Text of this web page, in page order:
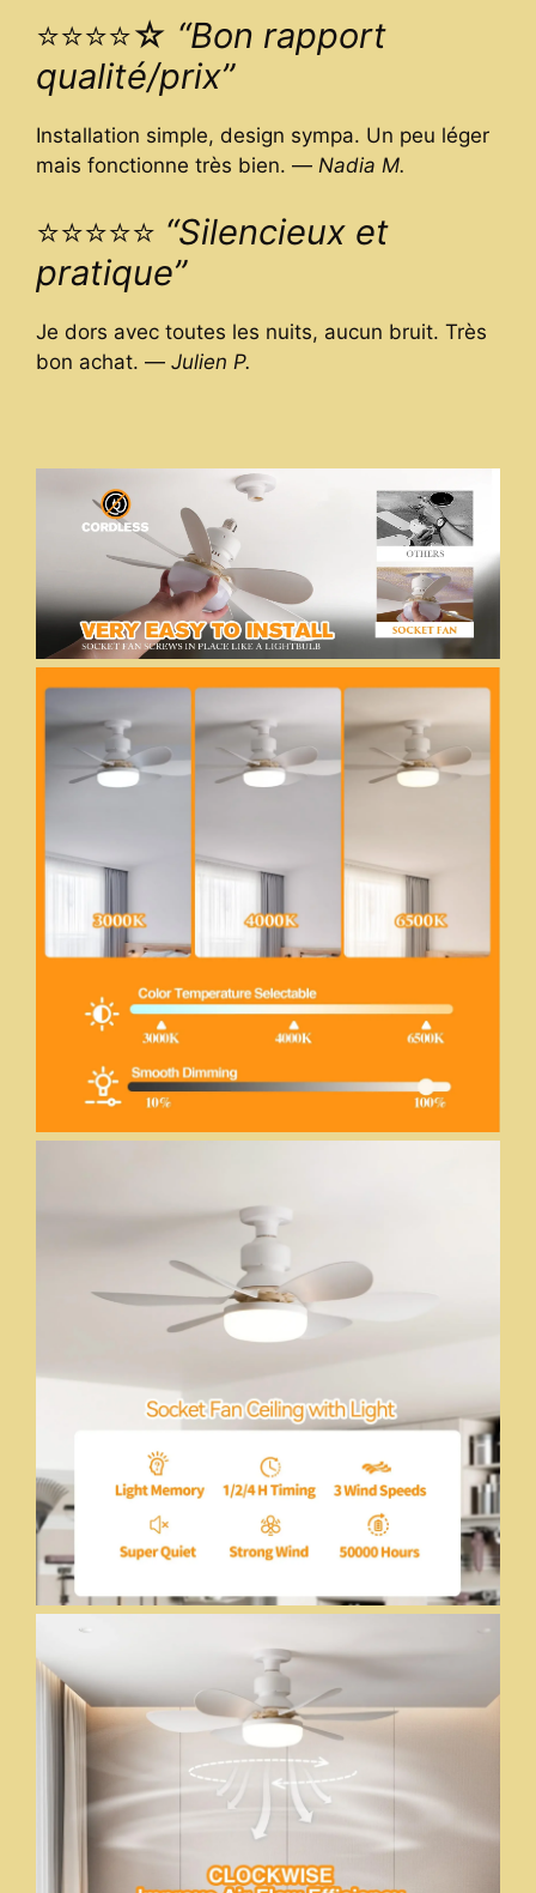
⭐⭐⭐⭐☆ “Bon rapport
qualité/prix”
Installation simple, design sympa. Un peu léger
mais fonctionne très bien. — Nadia M.
⭐⭐⭐⭐⭐ “Silencieux et
pratique”
Je dors avec toutes les nuits, aucun bruit. Très
bon achat. — Julien P.